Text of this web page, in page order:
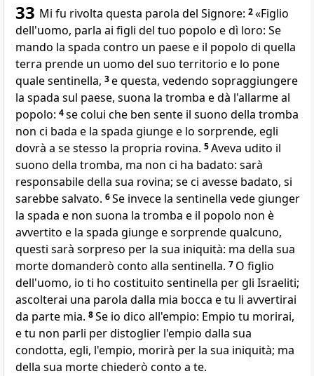
33 Mi fu rivolta questa parola del Signore: 2«Figlio
dell'uomo, parla ai figli del tuo popolo e dì loro: Se
mando la spada contro un paese e il popolo di quella
terra prende un uomo del suo territorio e lo pone
quale sentinella, 3e questa, vedendo sopraggiungere
la spada sul paese, suona la tromba e dà l'allarme al
popolo: 4se colui che ben sente il suono della tromba
non ci bada e la spada giunge e lo sorprende, egli
dovrà a se stesso la propria rovina. 5Aveva udito il
suono della tromba, ma non ci ha badato: sarà
responsabile della sua rovina; se ci avesse badato, si
sarebbe salvato. 6Se invece la sentinella vede giunger
la spada e non suona la tromba e il popolo non è
avvertito e la spada giunge e sorprende qualcuno,
questi sarà sorpreso per la sua iniquità: ma della sua
morte domanderò conto alla sentinella. 7 O figlio
dell'uomo, io ti ho costituito sentinella per gli Israeliti;
ascolterai una parola dalla mia bocca e tu li avvertirai
da parte mia. 8Se io dico all'empio: Empio tu morirai,
e tu non parli per distoglier l'empio dalla sua
condotta, egli, l'empio, morirà per la sua iniquità; ma
della sua morte chiederò conto a te.